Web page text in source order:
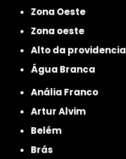
Zona Oeste
Zona oeste
alto da providencia
Água Branca
Anália Franco
Artur Alvim
Belém
Brás